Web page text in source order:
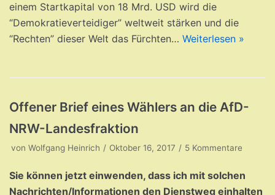
einem Startkapital von 18 Mrd. USD wird die
“Demokratieverteidiger” weltweit stärken und die
“Rechten” dieser Welt das Fürchten… Weiterlesen »
Offener Brief eines Wählers an die AfD-
NRW-Landesfraktion
von Wolfgang Heinrich Oktober 16, 2017 5 Kommentare
Sie können jetzt einwenden, dass ich mit solchen
Nachrichten/Informationen den Dienstweg einhalten